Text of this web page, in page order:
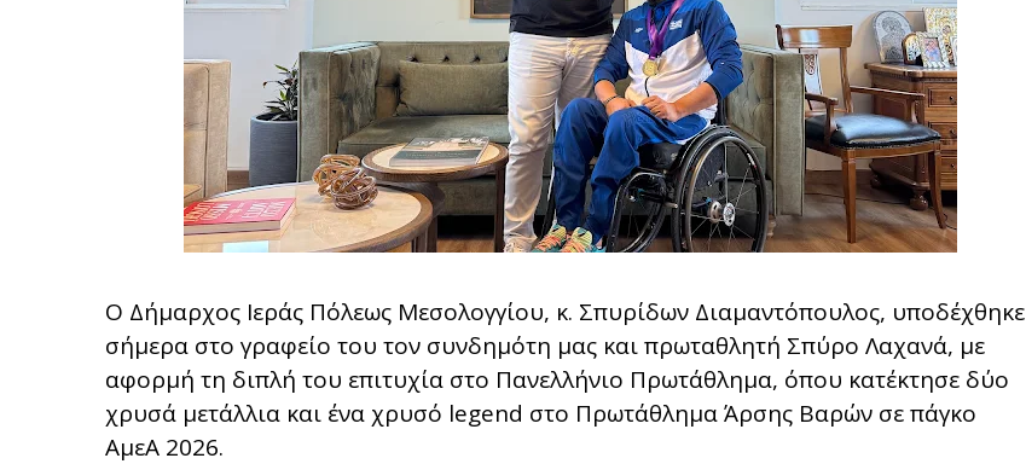
Ο Δήμαρχος Ιεράς Πόλεως Μεσολογγίου, κ. Σπυρίδων Διαμαντόπουλος, υποδέχθηκε
σήμερα στο γραφείο του τον συνδημότη μας και πρωταθλητή Σπύρο Λαχανά, με
αφορμή τη διπλή του επιτυχία στο Πανελλήνιο Πρωτάθλημα, όπου κατέκτησε δύο
χρυσά μετάλλια και ένα χρυσό legend στο Πρωτάθλημα Άρσης Βαρών σε πάγκο
ΑμεΑ 2026.